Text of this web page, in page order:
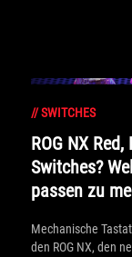
//SWITCHES
ROG NX Red,
Switches?
passen zu
Mechanische
den ROG NX, den